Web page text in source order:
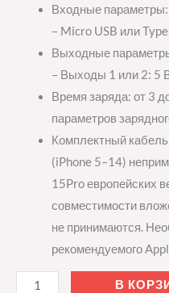
Входные параметры:
– Micro USB или
Выходные
– Выходы 1 или 2: 5
Время заряда: от 3
параметров
Комплектный
(iPhone 5–14)
15Pro европейских
совместимости
не принимаются.
рекомендуемого
В